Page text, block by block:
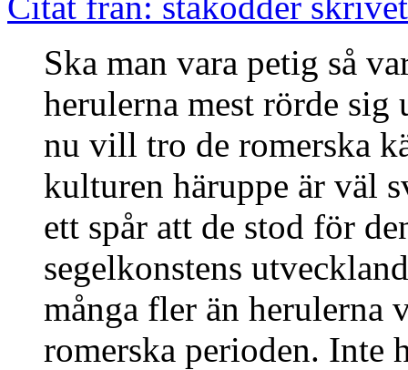
Ska man vara petig så
herulerna mest rörde
nu vill tro de romerska
kulturen häruppe är väl
ett spår att de stod för
segelkonstens
många fler än herulerna
romerska perioden. Inte